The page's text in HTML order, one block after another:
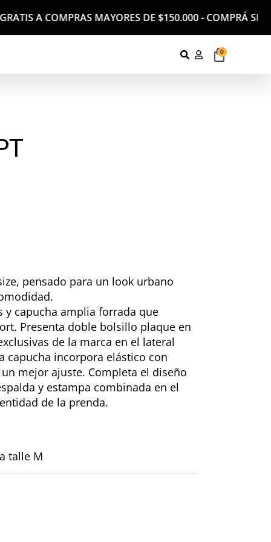
COMPRAS MAYORES DE $150.000 - COMPRÁ
0
pensado para un look urbano
y capucha amplia forrada que
Presenta doble bolsillo plaque en
de la marca en el lateral
capucha incorpora elástico con
mejor ajuste. Completa el diseño
y estampa combinada en el
de la prenda.
talle M